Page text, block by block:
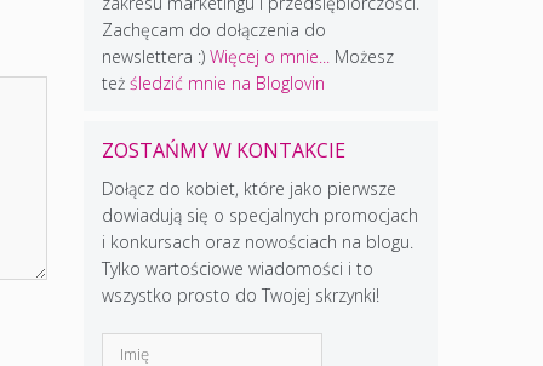
Zachęcam do dołączenia do
newslettera :) Więcej o mnie...
Możesz
też śledzić mnie na Bloglovin
ZOSTAŃMY W KONTAKCIE
Dołącz do kobiet, które jako pierwsze
dowiadują się o specjalnych promocjach
i konkursach oraz nowościach na blogu.
Tylko wartościowe wiadomości i to
wszystko prosto do Twojej skrzynki!